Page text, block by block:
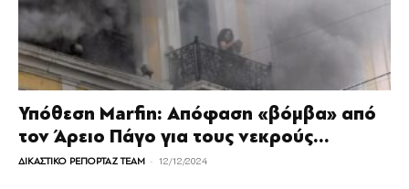
Υπόθεση Marfin: Απόφαση «βόμβα» από
τον Άρειο Πάγο για τους νεκρούς...
ΔΙΚΑΣΤΙΚΟ ΡΕΠΟΡΤΑΖ TEAM - 12/12/2024